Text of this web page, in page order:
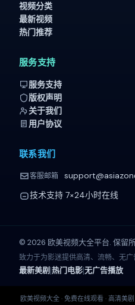
视频分类
最新视频
热门推荐
服务支持
服务支持
版权声明
关于我们
用户协议
联系我们
客服邮箱
技术支持 7×24小时在线
© 2026 欧美视频大全平台. 保留
致力于为影迷提供高清、流畅、无广
最新美剧|热门电影|无广告播放
欧美视频大全 · 免费在线观看 · 高清美